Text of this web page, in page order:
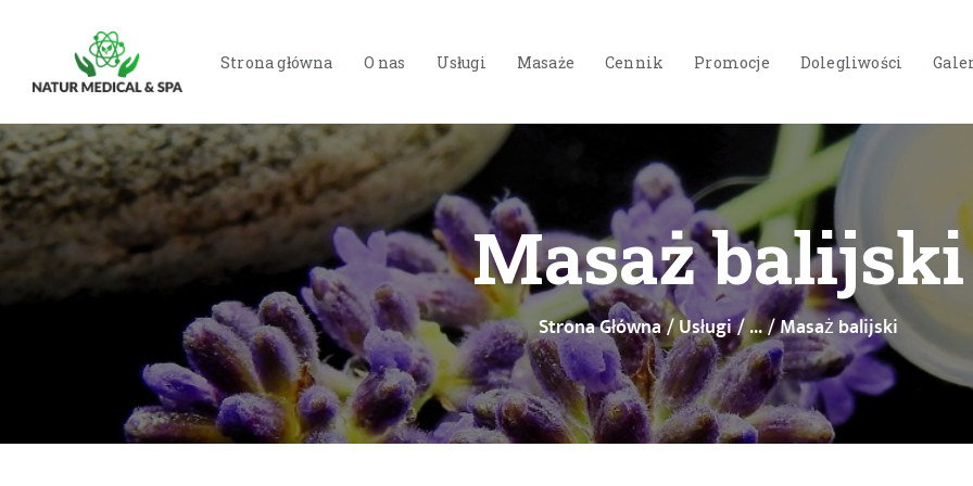
Strona główna O nas Usługi Masaże Cennik Promocje Dolegliwości
Masaż balijski
Strona Główna Usługi ... Masaż balijski
STRONA GŁÓWNA
O NAS
USŁUGI
MASAŻE
CENNIK
PROMOCJE